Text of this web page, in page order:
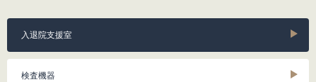
入退院支援室
検査機器